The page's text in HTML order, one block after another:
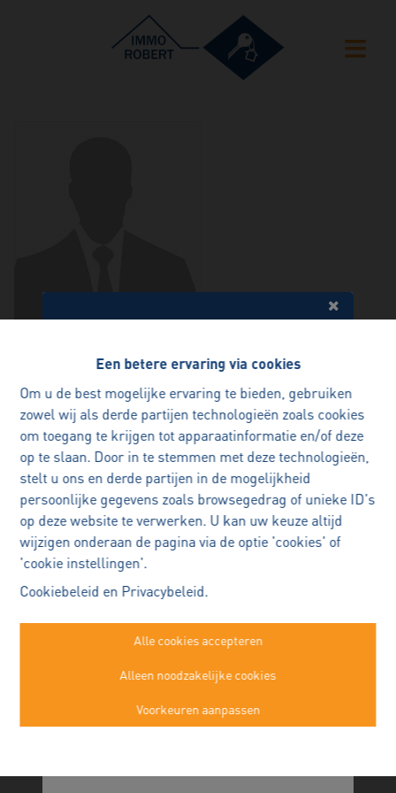
Een betere ervaring via cookies
Om u de best mogelijke ervaring te bieden, gebruiken
zowel wij als derde partijen technologieën zoals cookies
om toegang te krijgen tot apparaatinformatie en/of deze
op te slaan. Door in te stemmen met deze technologieën,
stelt u ons en derde partijen in de mogelijkheid
persoonlijke gegevens zoals browsegedrag of unieke ID's
op deze website te verwerken. U kan uw keuze altijd
wijzigen onderaan de pagina via de optie 'cookies' of
'cookie instellingen'.
Cookiebeleid en Privacybeleid.
Alle cookies accepteren
Alleen noodzakelijke cookies
Voorkeuren aanpassen
Super service , heel klantvriendelijk en een vlotte verkoop.
Andy Spike Smet
Immo Robert Buggenhout
info@immorobert.be
uw woning?
Met vertrouwen
verkopen
uw woning verkopen is een
belangrijke beslissing
Ik begeleid u persoonlijk en
zekerheid elke stap kan zetten.
Alexander Robert